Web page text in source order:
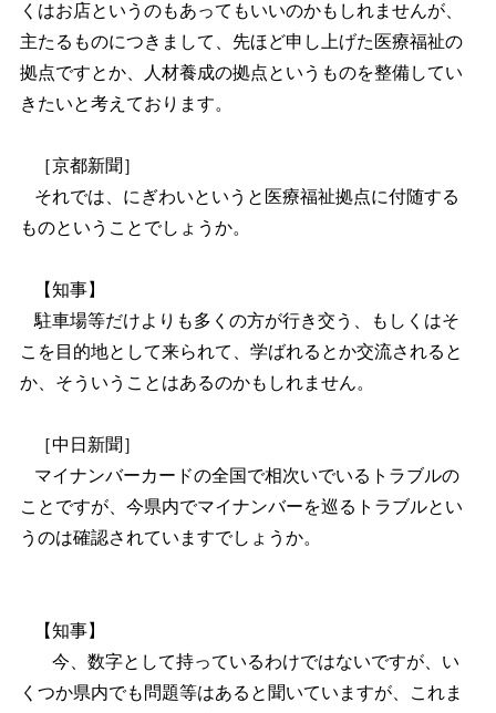
くはお店というのもあってもいいのかもしれませんが、
主たるものにつきまして、先ほど申し上げた医療福祉の
拠点ですとか、人材養成の拠点というものを整備してい
きたいと考えております。
［京都新聞］
それでは、にぎわいというと医療福祉拠点に付随する
ものということでしょうか。
【知事】
駐車場等だけよりも多くの方が行き交う、もしくはそ
こを目的地として来られて、学ばれるとか交流されると
か、そういうことはあるのかもしれません。
［中日新聞］
マイナンバーカードの全国で相次いでいるトラブルの
ことですが、今県内でマイナンバーを巡るトラブルとい
うのは確認されていますでしょうか。
【知事】
今、数字として持っているわけではないですが、い
くつか県内でも問題等はあると聞いていますが、これま